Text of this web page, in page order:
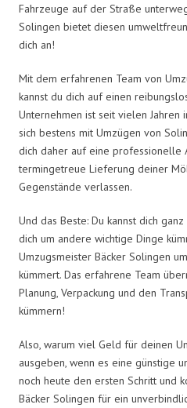
Fahrzeuge auf der Straße
Solingen bietet diesen
dich an!
Mit dem erfahrenen Team von
kannst du dich auf einen
Unternehmen ist seit vielen Jahren
sich bestens mit Umzügen von
dich daher auf eine professionelle
termingetreue Lieferung deiner
Gegenstände verlassen.
Und das Beste: Du kannst dich
dich um andere wichtige Dinge
Umzugsmeister Bäcker Solingen
kümmert. Das erfahrene Team
Planung, Verpackung und den
kümmern!
Also, warum viel Geld für deinen
ausgeben, wenn es eine günstige
noch heute den ersten Schritt und
Bäcker Solingen für ein